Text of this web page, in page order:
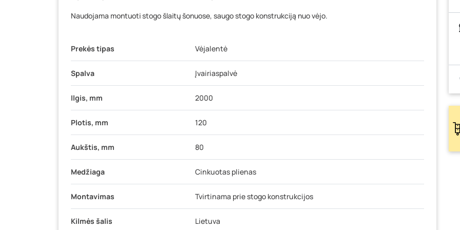
Naudojama montuoti stogo šlaitų šonuose, saugo stogo konstrukciją nuo vėjo.
Prekės tipas Vėjalentė
Spalva Įvairiaspalvė
Ilgis, mm 2000
Plotis, mm 120
Aukštis, mm 80
Medžiaga Cinkuotas plienas
Montavimas Tvirtinama prie stogo konstrukcijos
Kilmės šalis Lietuva